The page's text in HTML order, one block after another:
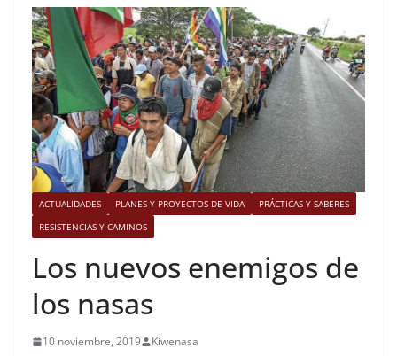
ACTUALIDADES PLANES Y PROYECTOS DE VIDA
PRÁCTICAS Y SABERES
RESISTENCIAS Y CAMINOS
Los nuevos enemigos de
los nasas
10 noviembre, 2019 Kiwenasa